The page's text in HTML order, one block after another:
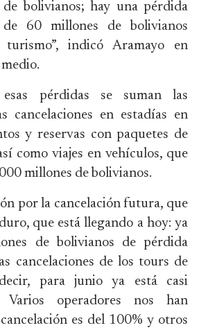
bolivianos; hay una pérdida
60 millones de bolivianos
indicó Aramayo en
pérdidas se suman las
cancelaciones en estadías en
y reservas con paquetes de
como viajes en vehículos, que
millones de bolivianos.
por la cancelación futura, que
que está llegando a hoy: ya
de bolivianos de pérdida
cancelaciones de los tours de
para junio ya está casi
Varios operadores nos han
es del 100% y otros